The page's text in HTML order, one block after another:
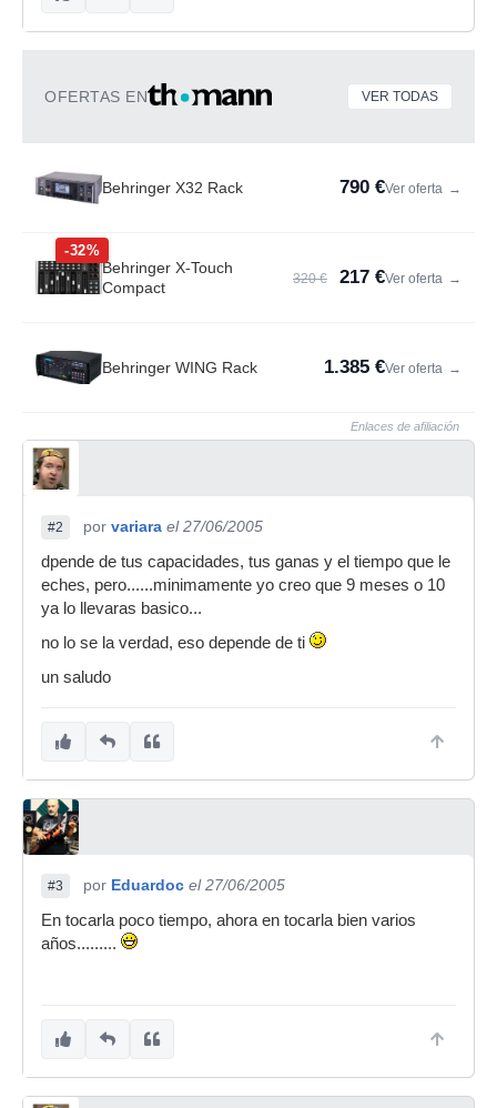
OFERTAS EN VER TODAS
Behringer X32 Rack 790 €Ver oferta →
-32%
Behringer X-Touch
Compact
320 € 217 €Ver oferta →
Behringer WING Rack 1.385 €Ver oferta →
Enlaces de afiliación
#2 por variara el 27/06/2005
dpende de tus capacidades, tus ganas y el tiempo que le
eches, pero......minimamente yo creo que 9 meses o 10
ya lo llevaras basico...
no lo se la verdad, eso depende de ti
un saludo
#3 por Eduardoc el 27/06/2005
En tocarla poco tiempo, ahora en tocarla bien varios
años.........